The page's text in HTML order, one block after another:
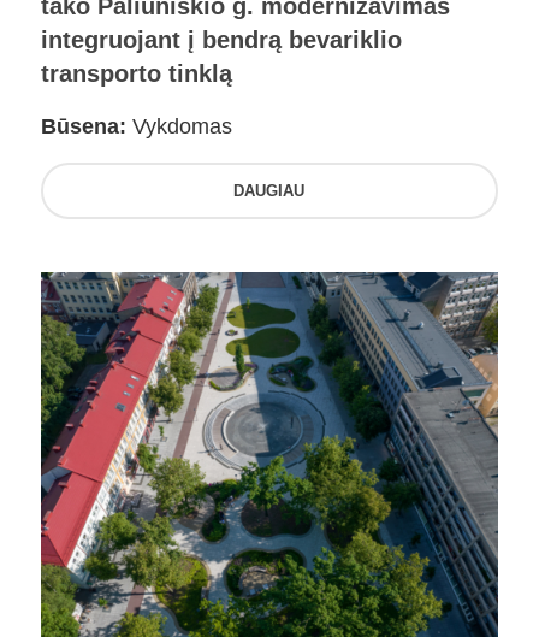
tako Paliūniškio g. modernizavimas
integruojant į bendrą bevariklio
transporto tinklą
Būsena: Vykdomas
DAUGIAU